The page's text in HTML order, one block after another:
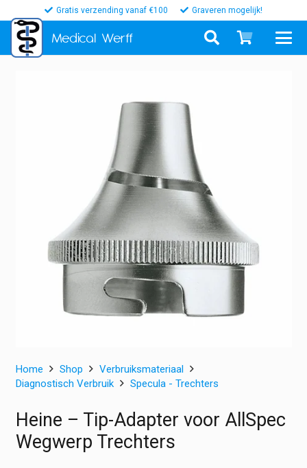
Gratis verzending vanaf €100 Graveren mogelijk!
Medical Werff
Home Shop
Verbruiksmateriaal
Diagnostisch Verbruik
Specula - Trechters
Heine – Tip-Adapter voor AllSpec
Wegwerp Trechters